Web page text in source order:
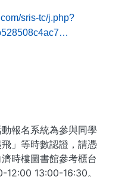
sris-tc/j.php?
報名系統為參與同學
」等時數認證，請憑
時樓圖書館參考櫃台
12:00 13:00-16:30。